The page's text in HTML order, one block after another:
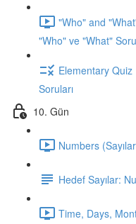
"Who" and
"Who" ve "What"
Elementary
Soruları
10. Gün
Numbers
Hedef Sayılar:
Time, Days,